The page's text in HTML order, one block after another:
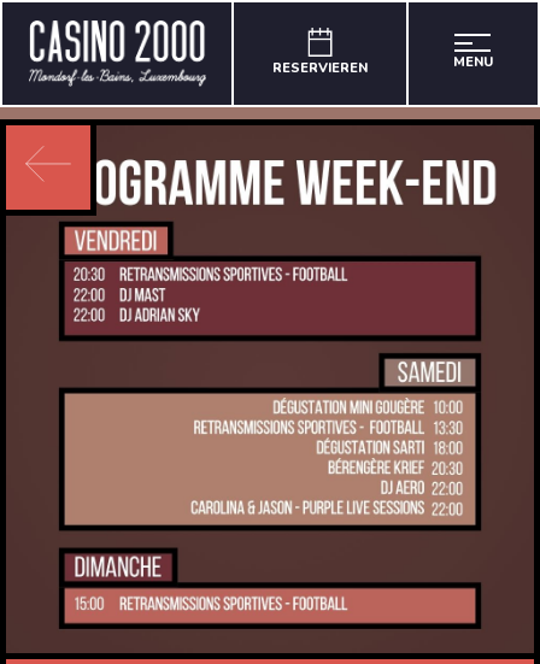
RESERVIEREN MENU